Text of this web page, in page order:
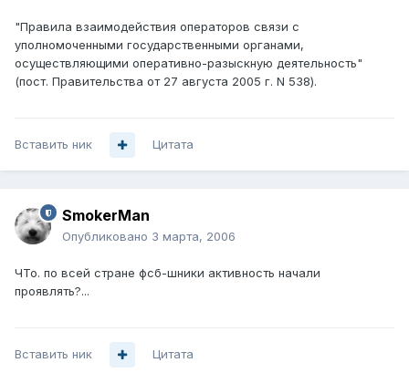
"Правила взаимодействия операторов связи с
уполномоченными государственными органами,
осуществляющими оперативно-разыскную деятельность"
(пост. Правительства от 27 августа 2005 г. N 538).
Вставить ник Цитата
SmokerMan
Опубликовано 3 марта, 2006
ЧТо. по всей стране фсб-шники активность начали
проявлять?...
Вставить ник Цитата